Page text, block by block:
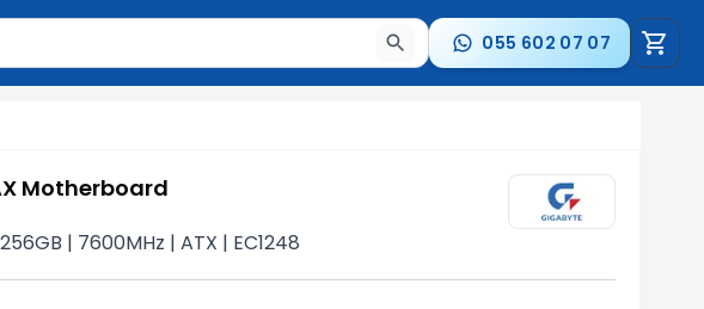
basın və ya nəticələr arasında keçid etmək üçün ox
055 602 07 07
Motherboard
| 7600MHz | ATX | EC1248